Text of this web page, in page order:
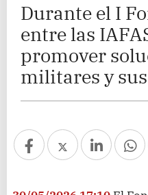
Durante el I
entre las
promover
militares y